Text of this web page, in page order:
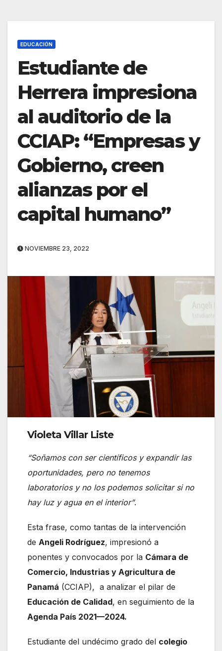
EDUCACIÓN
Estudiante de
Herrera impresiona
al auditorio de la
CCIAP: “Empresas y
Gobierno, creen
alianzas por el
capital humano”
NOVIEMBRE 23, 2022
Violeta Villar Liste
“Soñamos con ser científicos y expandir las
oportunidades, pero no tenemos
laboratorios y no los podemos solicitar si no
hay luz y agua en el interior”.
Esta frase, como tantas de la intervención
de Angeli Rodríguez, impresionó a
ponentes y convocados por la Cámara de
Comercio, Industrias y Agricultura de
Panamá (CCIAP), a analizar el pilar de
Educación de Calidad, en seguimiento de la
Agenda País 2021—2024.
Estudiante del undécimo grado del colegio